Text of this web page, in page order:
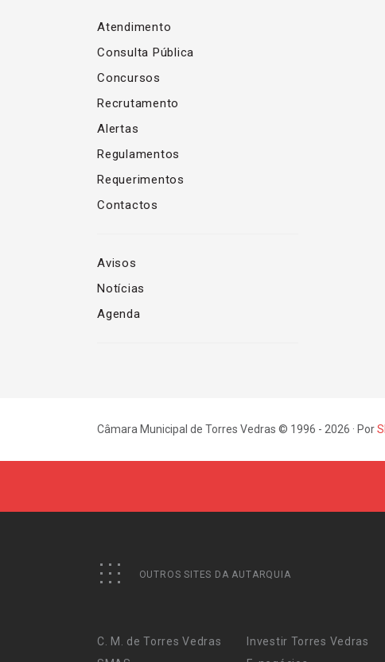
Atendimento
Consulta Pública
Concursos
Recrutamento
Alertas
Regulamentos
Requerimentos
Contactos
Avisos
Notícias
Agenda
Câmara Municipal de Torres Vedras © 1996 - 2026 · Por
OUTROS SITES DA AUTARQUIA
C. M. de Torres Vedras
Investir Torres Vedras